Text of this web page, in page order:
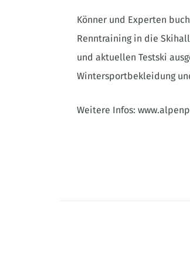
Könner und Experten
Renntraining in die
und aktuellen Testski
Wintersportbekleidung
Weitere Infos: